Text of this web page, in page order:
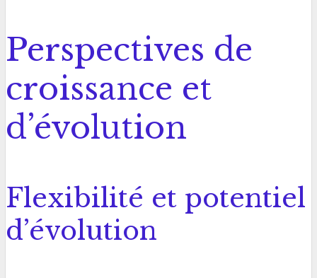
Perspectives de
croissance et
d’évolution
Flexibilité et potentiel
d’évolution